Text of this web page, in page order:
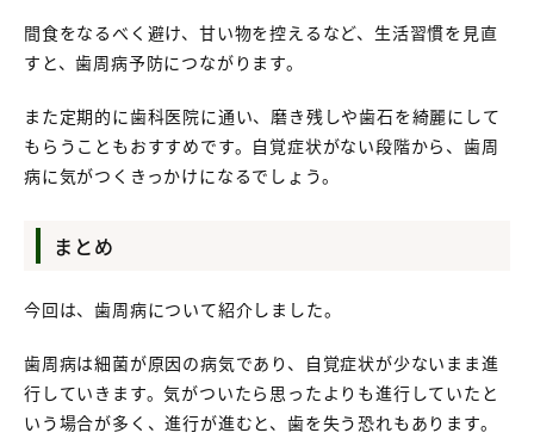
間食をなるべく避け、甘い物を控えるなど、生活習慣を見直
すと、歯周病予防につながります。
また定期的に歯科医院に通い、磨き残しや歯石を綺麗にして
もらうこともおすすめです。自覚症状がない段階から、歯周
病に気がつくきっかけになるでしょう。
まとめ
今回は、歯周病について紹介しました。
歯周病は細菌が原因の病気であり、自覚症状が少ないまま進
行していきます。気がついたら思ったよりも進行していたと
いう場合が多く、進行が進むと、歯を失う恐れもあります。